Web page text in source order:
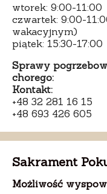
wtorek: 9:00-11:00
czwartek: 9:00-
wakacyjnym)
piątek: 15:30-17:00
Sprawy
chorego:
Kontakt:
+48 32 281 16 15
+48 693 426 605
Sakrament
Możliwość